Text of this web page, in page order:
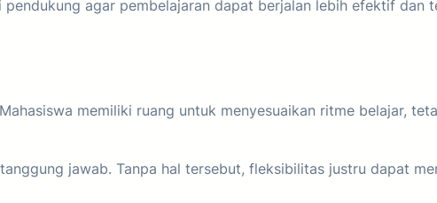
agar pembelajaran dapat berjalan lebih efektif dan
memiliki ruang untuk menyesuaikan ritme belajar,
jawab. Tanpa hal tersebut, fleksibilitas justru dapat